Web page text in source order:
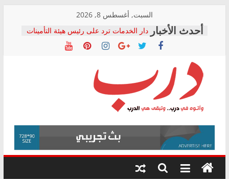
content
السبت, أغسطس 8, 2026
دار الخدمات ترد على رئيس هيئة التأمينات
بعد مؤتمره الصحفي: إنكار الأزمة لا ينهي
معاناة أصحاب المعاشات.. ونطالب بكشف
فرحات سليمان يكتب: القطاع الصحي إلى
أين؟
حزب التحالف الشعبي يطلق لجنة “الحق
في الصحة” بالإسكندرية لرصد الانتهاكات
ودعم المرضى
الوزاري لمدينة الصحفيين.. وانتهاء أعمال
إنشاء المبنى الإداري
المجلس القومي لحقوق الإنسان يعلن
متابعة قضية الدكتور محمد زهران.. ويؤكد:
قرينة البراءة وضمانات المحاكمة العادلة
درب
وأتوه
درب..
وتبقى
هي